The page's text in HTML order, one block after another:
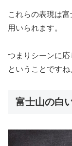
これらの表現は
用いられます。
つまりシーンに
ということですね
富士山の白